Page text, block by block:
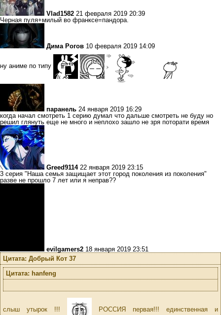
Vlad1582 21 февраля 2019 20:39
Черная пуля+милый во франксе=пандора.
Дима Рогов 10 февраля 2019 14:09
ну аниме по типу
паранель 24 января 2019 16:29
когда начал смотреть 1 серию думал что дальше смотреть не буду но
решил глянуть еще не много и неплохо зашло не зря поторати время
Greed9114 22 января 2019 23:15
3 серия "Наша семья защищает этот город поколения из поколения"
разве не прошло 7 лет или я неправ??
evilgamers2 18 января 2019 23:51
Цитата: Добрый Кот 37
Цитата: hanfeng
слыш утырок !!! РОССИЯ первая!!! единственная и